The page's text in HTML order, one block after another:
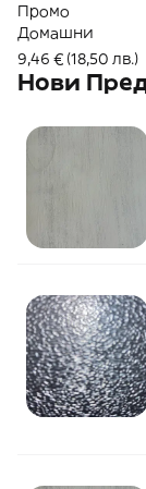
Промо
Домашни
9,46 € (18,50 лв.)
Нови